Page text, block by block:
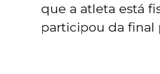
que a atleta está
participou da final